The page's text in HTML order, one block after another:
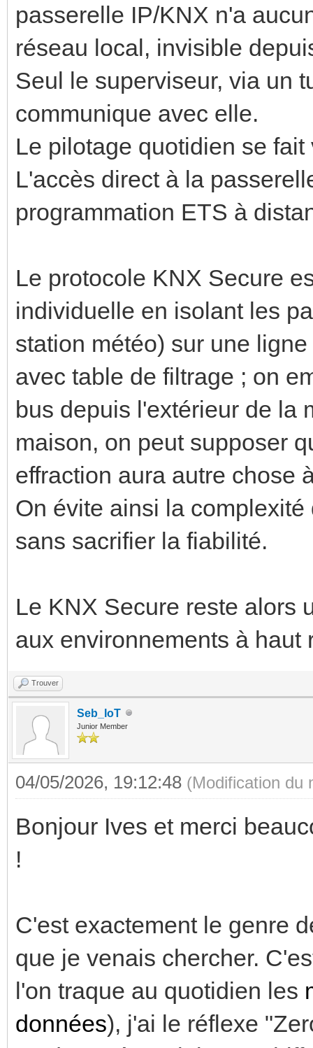
passerelle IP/KNX n'a
réseau local, invisible
Seul le superviseur, via un
communique avec elle.
Le pilotage quotidien se
L'accès direct à la
programmation ETS à
Le protocole KNX Secure
individuelle en isolant les
station météo) sur une
avec table de filtrage ; on
bus depuis l'extérieur de la
maison, on peut supposer
effraction aura autre chose
On évite ainsi la
sans sacrifier la fiabilité.
Le KNX Secure reste alors
aux environnements à
Trouver
Seb_IoT
Junior Member
04/05/2026, 19:12:48 (Modification du
Bonjour Ives et merci
!
C'est exactement le genre
que je venais chercher.
l'on traque au quotidien les
données), j'ai le réflexe